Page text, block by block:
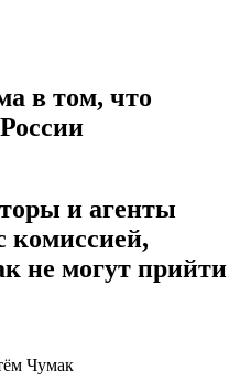
в том, что
и агенты
комиссией,
не могут прийти
Чумак